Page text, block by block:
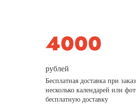
рублей
Бесплатная доставка при
несколько календарей или
бесплатную доставку